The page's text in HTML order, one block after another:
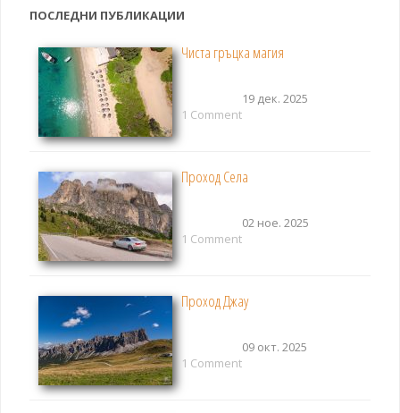
ПОСЛЕДНИ ПУБЛИКАЦИИ
Чиста гръцка магия
19 дек. 2025
1 Comment
Проход Села
02 ное. 2025
1 Comment
Проход Джау
09 окт. 2025
1 Comment